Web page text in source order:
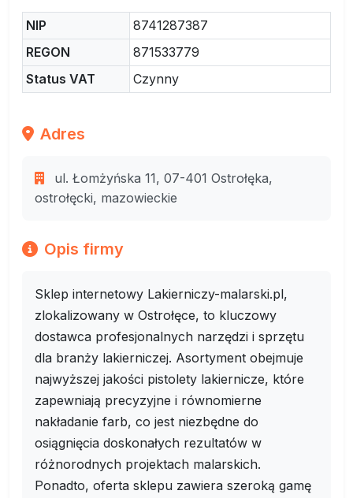
NIP
8741287387
REGON
871533779
Status VAT
Czynny
Adres
ul. Łomżyńska 11, 07-401 Ostrołęka,
ostrołęcki, mazowieckie
Opis firmy
Sklep internetowy Lakierniczy-malarski.pl,
zlokalizowany w Ostrołęce, to kluczowy
dostawca profesjonalnych narzędzi i sprzętu
dla branży lakierniczej. Asortyment obejmuje
najwyższej jakości pistolety lakiernicze, które
zapewniają precyzyjne i równomierne
nakładanie farb, co jest niezbędne do
osiągnięcia doskonałych rezultatów w
różnorodnych projektach malarskich.
Ponadto, oferta sklepu zawiera szeroką gamę